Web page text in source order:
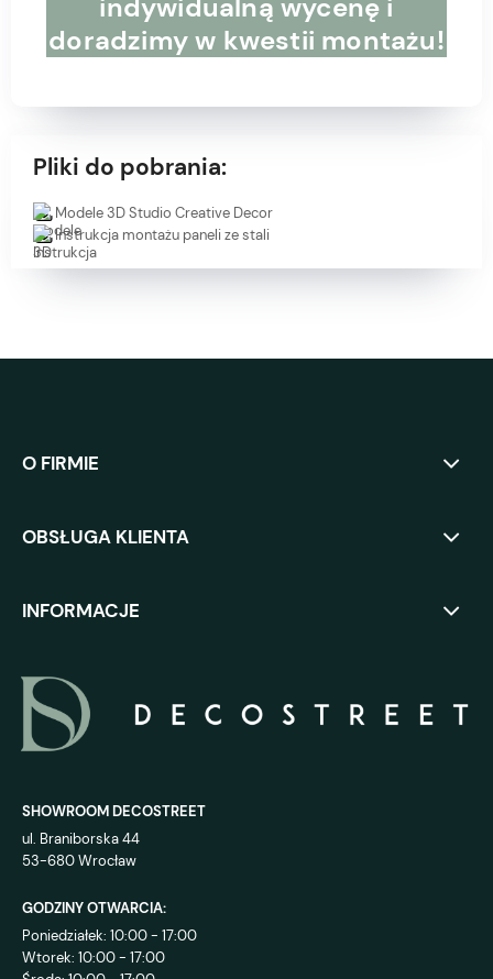
indywidualną wycenę i
doradzimy w kwestii montażu!
Pliki do pobrania:
Modele 3D Studio Creative Decor
Instrukcja montażu paneli ze stali
O FIRMIE
OBSŁUGA KLIENTA
INFORMACJE
SHOWROOM DECOSTREET
ul. Braniborska 44
53-680 Wrocław
GODZINY OTWARCIA:
Poniedziałek: 10:00 - 17:00
Wtorek: 10:00 - 17:00